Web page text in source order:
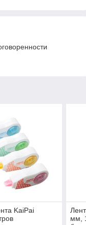
KaiPai
мм,